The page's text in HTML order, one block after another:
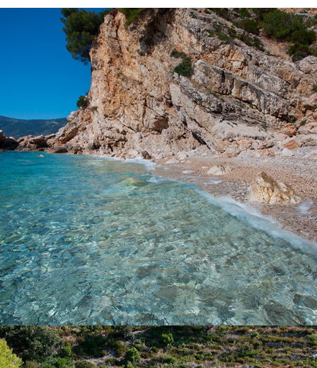
PLAŽA KUPINOVAC MALI
Plaža Kupinovac udaljena je od Komiže 5 minuta s našim brzim
taxi brodom. Kupinovac je prekrasna plaža sa nevjerojatnom
bistroćom mora. Čak je i poznata glumica Greta Garbo
obožavala ovu plažu. Na ovu plažu sunce dolazi u 15h zbog
velikog brda i danje svijetlo traje sve dok ne utone u more.
Idealna je za osvježenje tijekom vrućih ljetnih dana.
PLAŽA ŽUKAMICE
x